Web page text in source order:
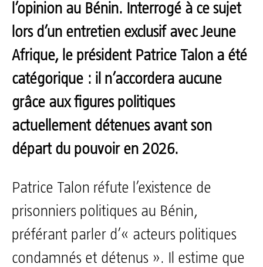
l’opinion au Bénin. Interrogé à ce sujet
lors d’un entretien exclusif avec Jeune
Afrique, le président Patrice Talon a été
catégorique : il n’accordera aucune
grâce aux figures politiques
actuellement détenues avant son
départ du pouvoir en 2026.
Patrice Talon réfute l’existence de
prisonniers politiques au Bénin,
préférant parler d’« acteurs politiques
condamnés et détenus ». Il estime que